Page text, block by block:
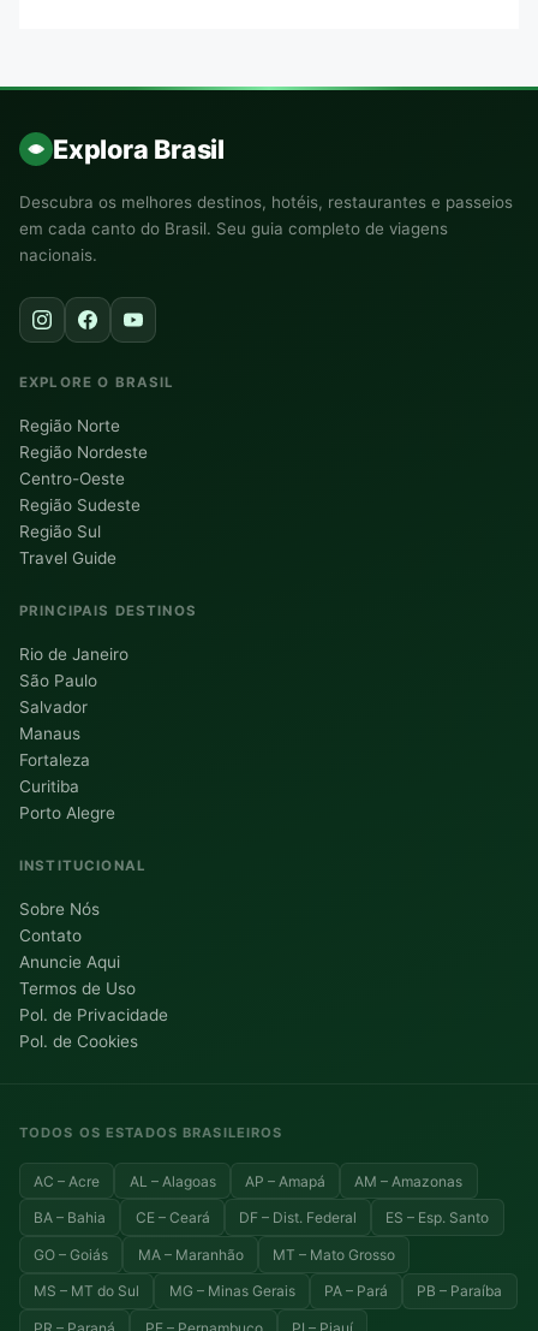
Explora Brasil
Descubra os melhores destinos, hotéis, restaurantes e passeios
em cada canto do Brasil. Seu guia completo de viagens
nacionais.
EXPLORE O BRASIL
Região Norte
Região Nordeste
Centro-Oeste
Região Sudeste
Região Sul
Travel Guide
PRINCIPAIS DESTINOS
Rio de Janeiro
São Paulo
Salvador
Manaus
Fortaleza
Curitiba
Porto Alegre
INSTITUCIONAL
Sobre Nós
Contato
Anuncie Aqui
Termos de Uso
Pol. de Privacidade
Pol. de Cookies
TODOS OS ESTADOS BRASILEIROS
AC – Acre AL – Alagoas AP – Amapá AM – Amazonas
BA – Bahia CE – Ceará DF – Dist. Federal ES – Esp. Santo
GO – Goiás MA – Maranhão MT – Mato Grosso
MS – MT do Sul MG – Minas Gerais PA – Pará PB – Paraíba